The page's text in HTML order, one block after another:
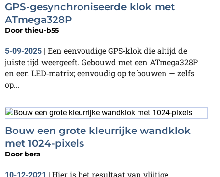
GPS‑gesynchroniseerde klok met
ATmega328P
Door thieu-b55
5-09-2025 | Een eenvoudige GPS‑klok die altijd de
juiste tijd weergeeft. Gebouwd met een ATmega328P
en een LED‑matrix; eenvoudig op te bouwen — zelfs
op...
Bouw een grote kleurrijke wandklok
met 1024-pixels
Door bera
10-12-2021
Hier is het resultaat van vlijtige